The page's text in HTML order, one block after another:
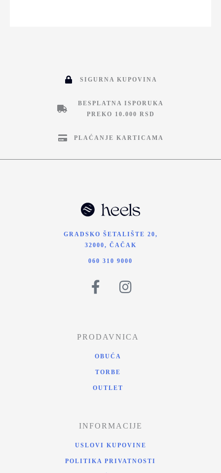
SIGURNA KUPOVINA
BESPLATNA ISPORUKA
PREKO 10.000 RSD
PLAĆANJE KARTICAMA
GRADSKO ŠETALIŠTE 20,
32000, ČAČAK
060 310 9000
PRODAVNICA
OBUĆA
TORBE
OUTLET
INFORMACIJE
USLOVI KUPOVINE
POLITIKA PRIVATNOSTI